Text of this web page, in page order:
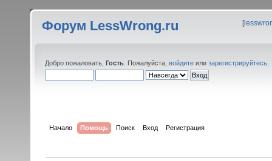
Форум LessWrong.ru [
Добро пожаловать, Гость . Пожалуйста, войдите или зарегистрируйтесь
Начало Помощь Поиск Вход Регистрация